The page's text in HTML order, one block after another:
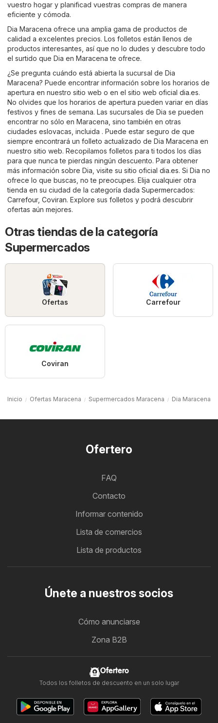
vuestro hogar y planificad vuestras compras de manera
eficiente y cómoda.
Dia Maracena ofrece una amplia gama de productos de
calidad a excelentes precios. Los folletos están llenos de
productos interesantes, así que no lo dudes y descubre todo
el surtido que Dia en Maracena te ofrece.
¿Se pregunta cuándo está abierta la sucursal de Dia
Maracena? Puede encontrar información sobre los horarios de
apertura en nuestro sitio web o en el sitio web oficial dia.es.
No olvides que los horarios de apertura pueden variar en días
festivos y fines de semana. Las sucursales de Dia se pueden
encontrar no sólo en Maracena, sino también en otras
ciudades eslovacas, incluida . Puede estar seguro de que
siempre encontrará un folleto actualizado de Dia Maracena en
nuestro sitio web. Recopilamos folletos para ti todos los días
para que nunca te pierdas ningún descuento. Para obtener
más información sobre Dia, visite su sitio oficial dia.es. Si Dia no
ofrece lo que buscas, no te preocupes. Elija cualquier otra
tienda en su ciudad de la categoría dada Supermercados:
Carrefour, Coviran. Explore sus folletos y podrá descubrir
ofertas aún mejores.
Otras tiendas de la categoría
Supermercados
Ofertas Carrefour
Coviran
Inicio Ofertas Maracena Supermercados Maracena Dia Maracena
Ofertero
FAQ
Contacto
Informar contenido
Lista de comercios
Lista de productos
Únete a nuestros socios
Cómo anunciarse
Zona B2B
Ofertero
Todos los folletos de descuento en un solo lugar